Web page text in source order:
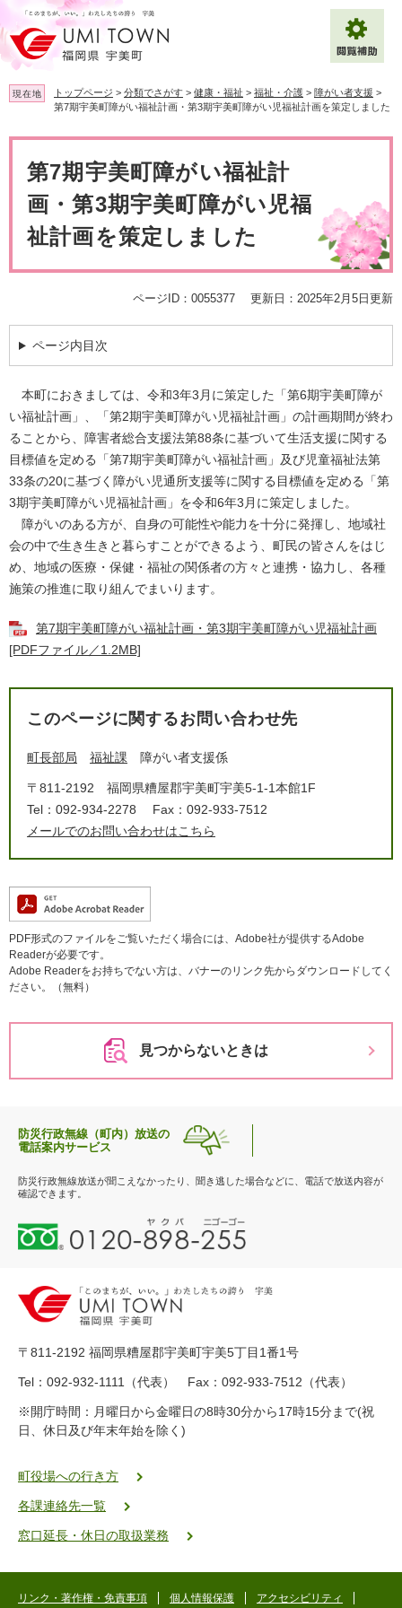
ー
ジ
の
先
頭
す
ニ
ュ
ー
を
飛
し
文字サイズ 標準 拡大
背景色変更 白 黒 青
Multilingual（English・中文・한글）
現在地 トップページ > 分類でさがす > 健康・福祉 > 福祉・介護 > 障がい者支援 >
第7期宇美町障がい福祉計画・第3期宇美町障がい児福祉計画を策定しました
第7期宇美町障がい福祉計
画・第3期宇美町障がい児福
祉計画を策定しました
ページID：0055377 更新日：2025年2月5日更新
ページ内目次
本町におきましては、令和3年3月に策定した「第6期宇美町障が
い福祉計画」、「第2期宇美町障がい児福祉計画」の計画期間が終わ
ることから、障害者総合支援法第88条に基づいて生活支援に関する
目標値を定める「第7期宇美町障がい福祉計画」及び児童福祉法第
33条の20に基づく障がい児通所支援等に関する目標値を定める「第
3期宇美町障がい児福祉計画」を令和6年3月に策定しました。
障がいのある方が、自身の可能性や能力を十分に発揮し、地域社
会の中で生き生きと暮らすことができるよう、町民の皆さんをはじ
め、地域の医療・保健・福祉の関係者の方々と連携・協力し、各種
施策の推進に取り組んでまいります。
第7期宇美町障がい福祉計画・第3期宇美町障がい児福祉計画
[PDFファイル／1.2MB]
このページに関するお問い合わせ先
町長部局 福祉課 障がい者支援係
〒811-2192
福岡県糟屋郡宇美町宇美5-1-1本館1F
Tel：092-934-2278
Fax：092-933-7512
メールでのお問い合わせはこちら
PDF形式のファイルをご覧いただく場合には、Adobe社が提供するAdobe
Readerが必要です。
Adobe Readerをお持ちでない方は、バナーのリンク先からダウンロードしてく
ださい。（無料）
見つからないときは
防災行政無線（町内）放送の
電話案内サービス
防災行政無線放送が聞こえなかったり、聞き逃した場合などに、電話で放送内容が
確認できます。
0
1
-
8
-
5
5
ク
二
ゴ
〒811-2192 福岡県糟屋郡宇美町宇美5丁目1番1号
Tel：092-932-1111（代表） Fax：092-933-7512（代表）
※開庁時間：月曜日から金曜日の8時30分から17時15分まで(祝
日、休日及び年末年始を除く)
町役場への行き方
各課連絡先一覧
窓口延長・休日の取扱業務
リンク・著作権・免責事項 個人情報保護 アクセシビリティ